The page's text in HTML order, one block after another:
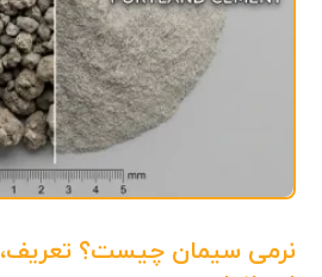
نرمی سیمان چیست؟